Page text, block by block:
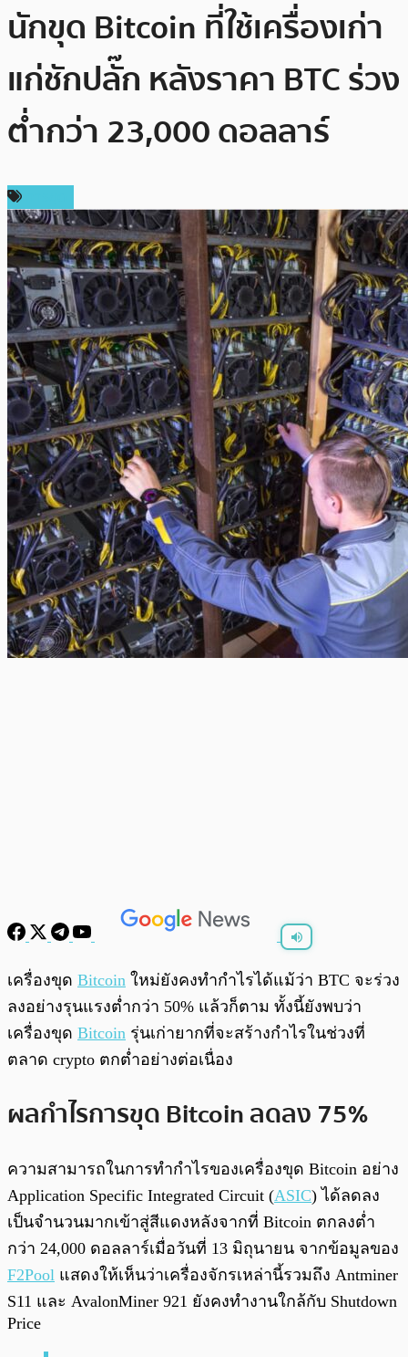
นักขุด Bitcoin ที่ใช้เครื่องเก่า
แก่ชักปลั๊ก หลังราคา BTC ร่วง
ต่ำกว่า 23,000 ดอลลาร์
เครื่องขุด Bitcoin ใหม่ยังคงทำกำไรได้แม้ว่า BTC จะร่วง
ลงอย่างรุนแรงต่ำกว่า 50% แล้วก็ตาม ทั้งนี้ยังพบว่า
เครื่องขุด Bitcoin รุ่นเก่ายากที่จะสร้างกำไรในช่วงที่
ตลาด crypto ตกต่ำอย่างต่อเนื่อง
ผลกำไรการขุด Bitcoin ลดลง 75%
ความสามารถในการทำกำไรของเครื่องขุด Bitcoin อย่าง
Application Specific Integrated Circuit (ASIC) ได้ลดลง
เป็นจำนวนมากเข้าสู่สีแดงหลังจากที่ Bitcoin ตกลงต่ำ
กว่า 24,000 ดอลลาร์เมื่อวันที่ 13 มิถุนายน จากข้อมูลของ
F2Pool แสดงให้เห็นว่าเครื่องจักรเหล่านี้รวมถึง Antminer
S11 และ AvalonMiner 921 ยังคงทำงานใกล้กับ Shutdown
Price